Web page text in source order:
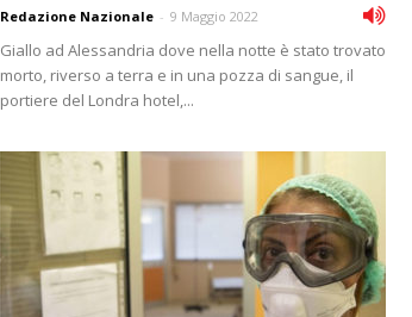
Redazione Nazionale - 9 Maggio 2022
Giallo ad Alessandria dove nella notte è stato trovato
morto, riverso a terra e in una pozza di sangue, il
portiere del Londra hotel,...